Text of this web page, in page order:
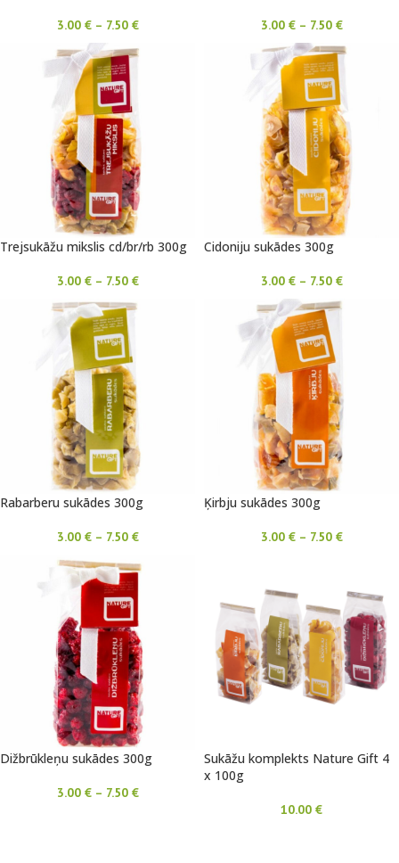
3.00 € – 7.50 € 3.00 € – 7.50 €
Trejsukāžu mikslis cd/br/rb 300g
3.00 € – 7.50 €
Cidoniju sukādes 300g
3.00 € – 7.50 €
Rabarberu sukādes 300g
3.00 € – 7.50 €
Ķirbju sukādes 300g
3.00 € – 7.50 €
Dižbrūkleņu sukādes 300g
3.00 € – 7.50 €
Sukāžu komplekts Nature Gift 4
x 100g
10.00 €